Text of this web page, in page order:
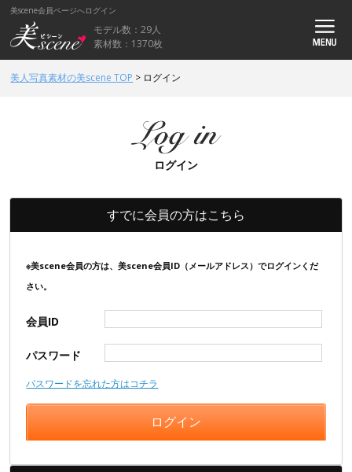
美scene会員ページへログイン
モデル数：29人
素材数：1370枚
美人写真素材の美scene TOP > ログイン
ログイン
すでに会員の方はこちら
※美scene会員の方は、美scene会員ID（メールアドレス）でログインくだ
さい。
会員ID
パスワード
パスワードを忘れた方はコチラ